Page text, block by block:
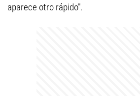
aparece otro rápido".